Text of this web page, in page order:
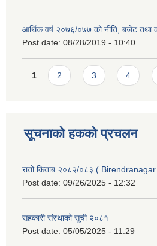
आर्थिक वर्ष २०७६/०७७ को नीति, बजेट तथा
Post date: 08/28/2019 - 10:40
Pages
1 2 3 4
सूचनाको हकको प्रचलन
रातो किताब २०८२/०८३ (
Post date: 09/26/2025 - 12:32
सहकारी संस्थाको सूची २०८१
Post date: 05/05/2025 - 11:29